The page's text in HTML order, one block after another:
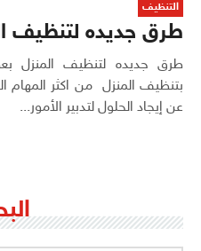
التنظيف
طرق جديده لتنظيف
طرق جديده لتنظيف المنزل
بتنظيف المنزل من اكثر المهام
عن إيجاد الحلول لتدبير الأمور...